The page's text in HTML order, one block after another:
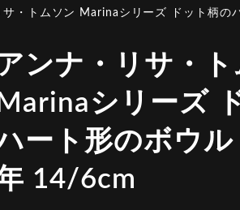
サ・トムソン Marinaシリーズ ドット柄
ンナ・リサ・ト
Marinaシリーズ
ート形のボウ
14/6cm